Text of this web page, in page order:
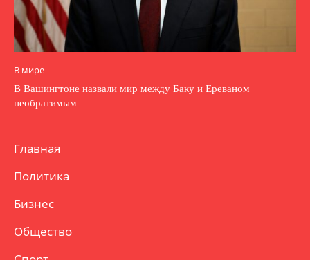
В мире
В Вашингтоне назвали мир между Баку и Ереваном
необратимым
Главная
Политика
Бизнес
Общество